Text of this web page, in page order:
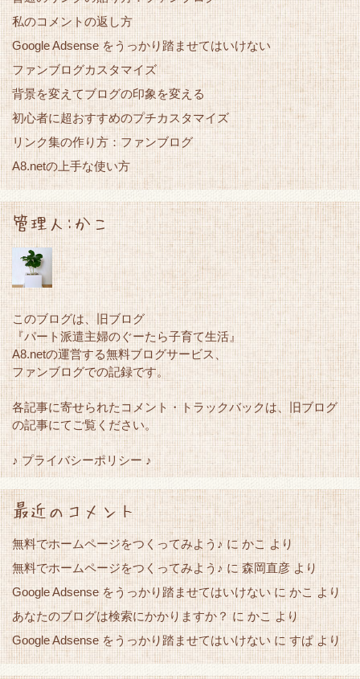
私のコメントの返し方
Google Adsense をうっかり踏ませてはいけない
ファンブログカスタマイズ
背景を変えてブログの印象を変える
初心者に超おすすめのプチカスタマイズ
リンク集の作り方：ファンブログ
A8.netの上手な使い方
管理人:かこ
このブログは、旧ブログ
『パート派遣主婦のぐーたら子育て生活』
A8.netの運営する無料ブログサービス、
ファンブログでの記録です。
各記事に寄せられたコメント・トラックバックは、旧ブログ
の記事にてご覧ください。
♪ プライバシーポリシー ♪
最近のコメント
無料でホームページをつくってみよう♪ に かこより
無料でホームページをつくってみよう♪ に森岡直彦より
Google Adsense をうっかり踏ませてはいけないにかこより
あなたのブログは検索にかかりますか？ に かこ より
Google Adsense をうっかり踏ませてはいけない に すぱ より